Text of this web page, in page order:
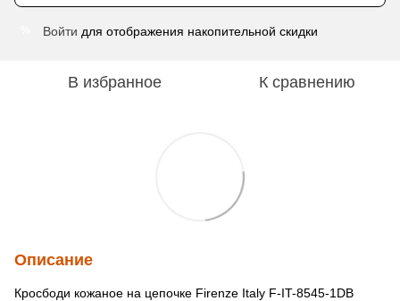
Войти для отображения накопительной скидки
В избранное К сравнению
Описание
Кросбоди кожаное на цепочке Firenze Italy F-IT-8545-1DB